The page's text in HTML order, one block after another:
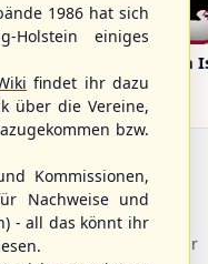
Fehmarn
Sie einen Einstieg für
1986 hat sich
Holstein einiges
findet ihr dazu
über die Vereine,
bzw.
Kommissionen,
Nachweise und
- all das könnt ihr